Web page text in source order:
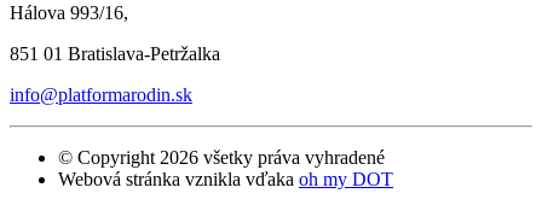
Hálova 993/16,
851 01 Bratislava-Petržalka
info@platformarodin.sk
© Copyright 2026 všetky práva vyhradené
Webová stránka vznikla vďaka oh my DOT